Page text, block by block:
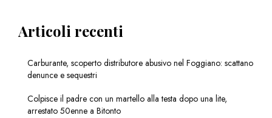
Articoli recenti
Carburante, scoperto distributore abusivo nel Foggiano: scattano
denunce e sequestri
Colpisce il padre con un martello alla testa dopo una lite,
arrestato 50enne a Bitonto